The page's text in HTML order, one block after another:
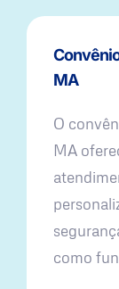
MA
O
MA
como